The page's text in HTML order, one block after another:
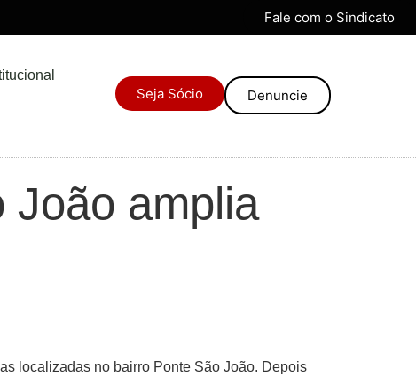
Fale com o Sindicato
Seja Sócio Denuncie
João amplia
localizadas no bairro Ponte São João. Depois